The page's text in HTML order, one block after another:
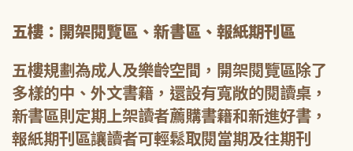
五樓：開架閱覽區、新書區、報紙期刊區
五樓規劃為成人及樂齡空間，開架閱覽區除了
多樣的中、外文書籍，還設有寬敞的閱讀桌，
新書區則定期上架讀者薦購書籍和新進好書，
報紙期刊區讓讀者可輕鬆取閱當期及往期刊